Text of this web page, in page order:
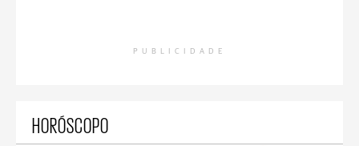
PUBLICIDADE
HORÓSCOPO